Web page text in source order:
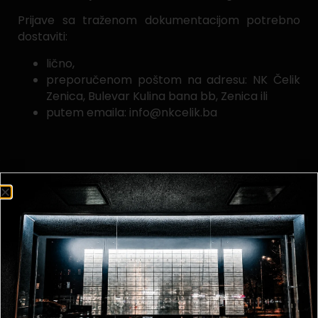
Prijave sa traženom dokumentacijom potrebno
dostaviti:
lično,
preporučenom poštom na adresu: NK Čelik
Zenica, Bulevar Kulina bana bb, Zenica ili
putem emaila: info@nkcelik.ba
Generalni direktor
Emir Čerim
Podijeli na: